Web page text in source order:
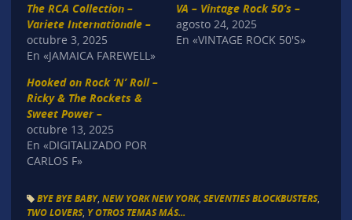
The RCA Collection –
Variete Internationale –
octubre 3, 2025
En «JAMAICA FAREWELL»
VA – Vintage Rock 50’s –
agosto 24, 2025
En «VINTAGE ROCK 50'S»
Hooked on Rock ‘N’ Roll –
Ricky & The Rockets &
Sweet Power –
octubre 13, 2025
En «DIGITALIZADO POR
CARLOS F»
BYE BYE BABY, NEW YORK NEW YORK, SEVENTIES BLOCKBUSTERS,
TWO LOVERS, Y OTROS TEMAS MÁS...